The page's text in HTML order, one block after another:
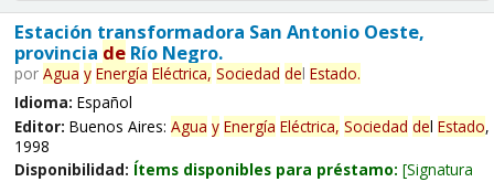
Estación transformadora San Antonio Oeste,
provincia deRío Negro.
por Agua y Energía Eléctrica, Sociedad del Estado.
Idioma: Español
Editor: Buenos Aires: Agua y Energía Eléctrica, Sociedad del Estado,
1998
Disponibilidad: Ítems disponibles para préstamo: Signatura